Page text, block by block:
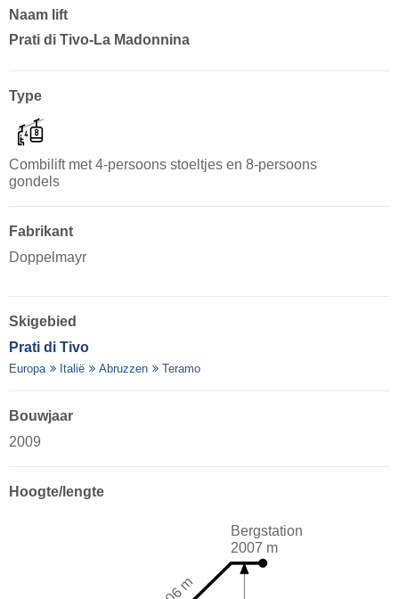
Naam lift
Prati di Tivo-La Madonnina
Type
Combilift met 4-persoons stoeltjes en 8-persoons
gondels
Fabrikant
Doppelmayr
Skigebied
Prati di Tivo
Europa Italië Abruzzen Teramo
Bouwjaar
2009
Hoogte/lengte
Bergstation
2007 m